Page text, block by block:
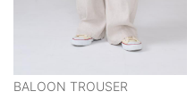
BALOON TROUSER